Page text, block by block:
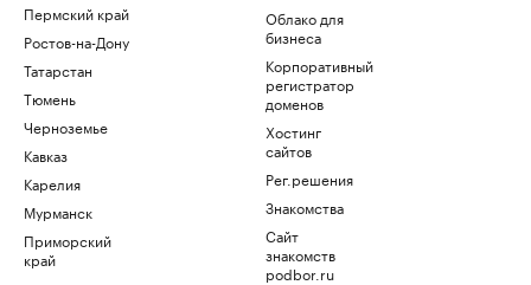
Пермский край
Ростов-на-Дону
Татарстан
Тюмень
Черноземье
Кавказ
Карелия
Мурманск
Приморский
край
Облако для
бизнеса
Корпоративный
регистратор
доменов
Хостинг
сайтов
Рег.решения
Знакомства
Сайт
знакомств
podbor.ru